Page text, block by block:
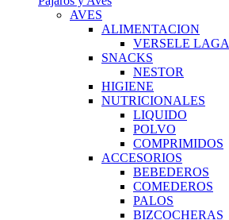
AVES
ALIMENTACION
VERSELE LAGA
SNACKS
NESTOR
HIGIENE
NUTRICIONALES
LIQUIDO
POLVO
COMPRIMIDOS
ACCESORIOS
BEBEDEROS
COMEDEROS
PALOS
BIZCOCHERAS